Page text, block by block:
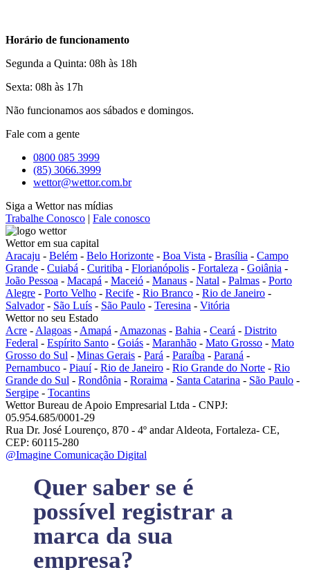
Horário de funcionamento
Segunda a Quinta: 08h às 18h
Sexta: 08h às 17h
Não funcionamos aos sábados e domingos.
Fale com a gente
0800 085 3999
(85) 3066.3999
wettor@wettor.com.br
Siga a Wettor nas mídias
Trabalhe Conosco | Fale conosco
Wettor em sua capital
Aracaju - Belém - Belo Horizonte - Boa Vista - Brasília - Campo
Grande - Cuiabá - Curitiba - Florianópolis - Fortaleza - Goiânia -
João Pessoa - Macapá - Maceió - Manaus - Natal - Palmas - Porto
Alegre - Porto Velho - Recife - Rio Branco - Rio de Janeiro -
Salvador- São Luís - São Paulo - Teresina - Vitória
Wettor no seu Estado
Acre - Alagoas - Amapá - Amazonas - Bahia - Ceará - Distrito
Federal - Espírito Santo - Goiás - Maranhão - Mato Grosso - Mato
Grosso do Sul - Minas Gerais - Pará - Paraíba - Paraná -
Pernambuco - Piauí- Rio de Janeiro - Rio Grande do Norte - Rio
Grande do Sul - Rondônia - Roraima - Santa Catarina - São Paulo -
Sergipe - Tocantins
Wettor Bureau de Apoio Empresarial Ltda - CNPJ:
05.954.685/0001-29
Rua Dr. José Lourenço, 870 - 4º andar Aldeota, Fortaleza- CE,
CEP: 60115-280
@Imagine Comunicação Digital
Quer saber se é
possível registrar a
marca da sua
empresa?